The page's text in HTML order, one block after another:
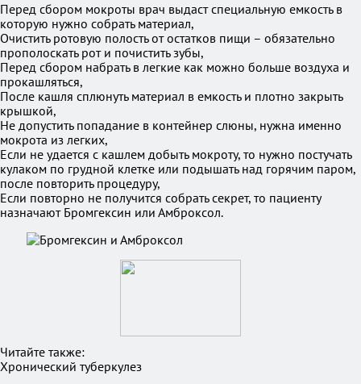
Перед сбором мокроты врач выдаст специальную емкость в
которую нужно собрать материал,
Очистить ротовую полость от остатков пищи – обязательно
прополоскать рот и почистить зубы,
Перед сбором набрать в легкие как можно больше воздуха и
прокашляться,
После кашля сплюнуть материал в емкость и плотно закрыть
крышкой,
Не допустить попадание в контейнер слюны, нужна именно
мокрота из легких,
Если не удается с кашлем добыть мокроту, то нужно постучать
кулаком по грудной клетке или подышать над горячим паром,
после повторить процедуру,
Если повторно не получится собрать секрет, то пациенту
назначают Бромгексин или Амброксол.
Читайте также:
Хронический туберкулез